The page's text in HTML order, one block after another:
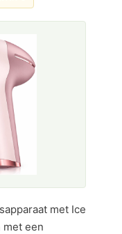
met Ice
een